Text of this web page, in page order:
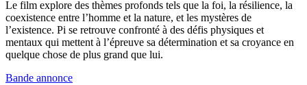
Le film explore des thèmes profonds tels que la foi, la résilience, la
coexistence entre l’homme et la nature, et les mystères de
l’existence. Pi se retrouve confronté à des défis physiques et
mentaux qui mettent à l’épreuve sa détermination et sa croyance en
quelque chose de plus grand que lui.
Bande annonce